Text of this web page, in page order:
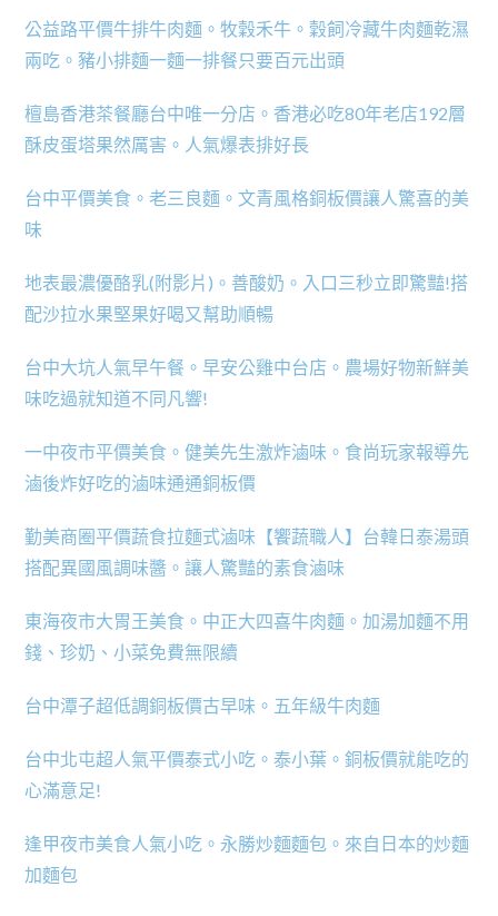
公益路平價牛排牛肉麵。牧穀禾牛。穀飼冷藏牛肉麵乾濕
兩吃。豬小排麵一麵一排餐只要百元出頭
檀島香港茶餐廳台中唯一分店。香港必吃80年老店192層
酥皮蛋塔果然厲害。人氣爆表排好長
台中平價美食。老三良麵。文青風格銅板價讓人驚喜的美
味
地表最濃優酪乳(附影片)。善酸奶。入口三秒立即驚豔!搭
配沙拉水果堅果好喝又幫助順暢
台中大坑人氣早午餐。早安公雞中台店。農場好物新鮮美
味吃過就知道不同凡響!
一中夜市平價美食。健美先生激炸滷味。食尚玩家報導先
滷後炸好吃的滷味通通銅板價
勤美商圈平價蔬食拉麵式滷味【饗蔬職人】台韓日泰湯頭
搭配異國風調味醬。讓人驚豔的素食滷味
東海夜市大胃王美食。中正大四喜牛肉麵。加湯加麵不用
錢、珍奶、小菜免費無限續
台中潭子超低調銅板價古早味。五年級牛肉麵
台中北屯超人氣平價泰式小吃。泰小葉。銅板價就能吃的
心滿意足!
逢甲夜市美食人氣小吃。永勝炒麵麵包。來自日本的炒麵
加麵包